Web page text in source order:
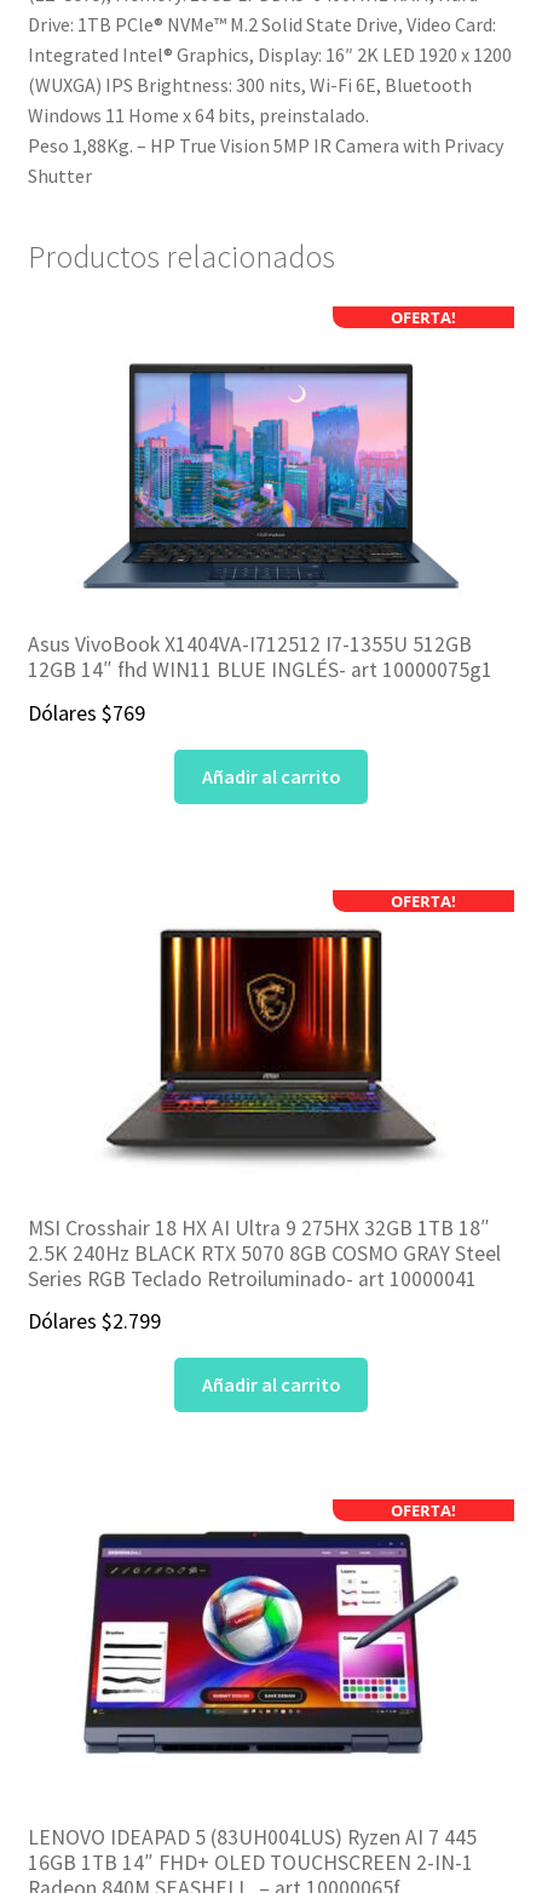
Drive: 1TB PCle® NVMe™ M.2 Solid State Drive, Video Card:
Integrated Intel® Graphics, Display: 16″ 2K LED 1920 x 1200
(WUXGA) IPS Brightness: 300 nits, Wi-Fi 6E, Bluetooth
Windows 11 Home x 64 bits, preinstalado.
Peso 1,88Kg. – HP True Vision 5MP IR Camera with Privacy
Shutter
Productos relacionados
OFERTA!
Asus VivoBook X1404VA-I712512 I7-1355U 512GB
12GB 14″ fhd WIN11 BLUE INGLÉS- art 10000075g1
Dólares $769
Añadir al carrito
OFERTA!
MSI Crosshair 18 HX AI Ultra 9 275HX 32GB 1TB 18″
2.5K 240Hz BLACK RTX 5070 8GB COSMO GRAY Steel
Series RGB Teclado Retroiluminado- art 10000041
Dólares $2.799
Añadir al carrito
OFERTA!
LENOVO IDEAPAD 5 (83UH004LUS) Ryzen AI 7 445
16GB 1TB 14″ FHD+ OLED TOUCHSCREEN 2-IN-1